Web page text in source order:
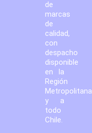
de
marcas
de
calidad,
con
despacho
disponible
en la
Región
Metropolitana
y a
todo
Chile.